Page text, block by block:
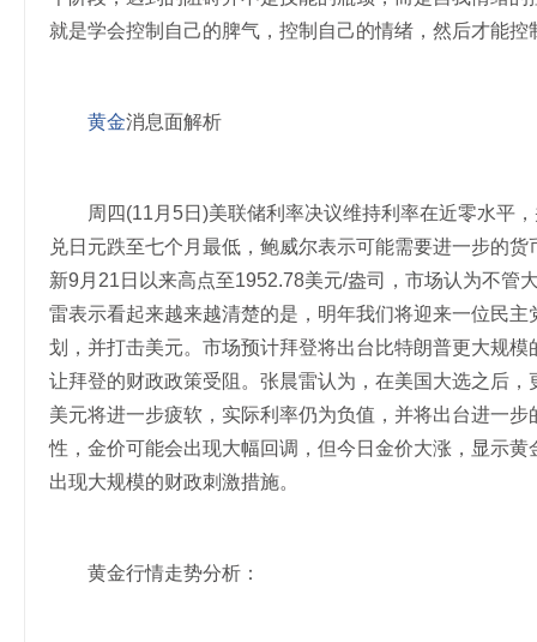
就是学会控制自己的脾气，控制自己的情绪，然后才能
黄金消息面解析
周四(11月5日)美联储利率决议维持利率在近零水平，
兑日元跌至七个月最低，鲍威尔表示可能需要进一步的
新9月21日以来高点至1952.78美元/盎司，市场认为不管
雷表示看起来越来越清楚的是，明年我们将迎来一位民
划，并打击美元。市场预计拜登将出台比特朗普更大规
让拜登的财政政策受阻。张晨雷认为，在美国大选之后
美元将进一步疲软，实际利率仍为负值，并将出台进一
性，金价可能会出现大幅回调，但今日金价大涨，显示
出现大规模的财政刺激措施。
黄金行情走势分析：